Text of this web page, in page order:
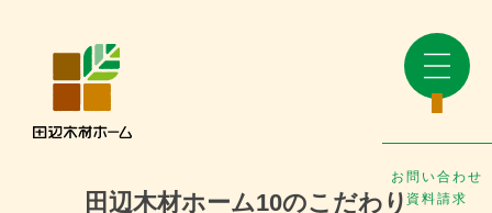
お問い合わせ
資料請求
田辺木材ホーム10のこだわり